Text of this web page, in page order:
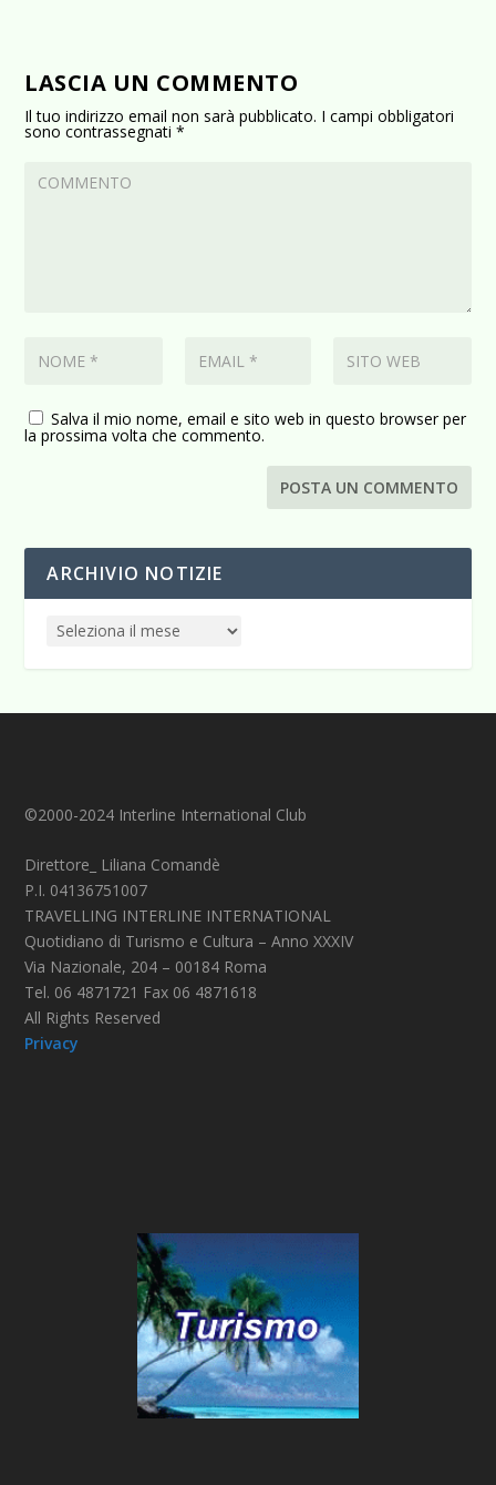
LASCIA UN COMMENTO
Il tuo indirizzo email non sarà pubblicato. I campi obbligatori
sono contrassegnati*
Salva il mio nome, email e sito web in questo browser per
la prossima volta che commento.
ARCHIVIO NOTIZIE
©2000-2024 Interline International Club
Direttore_ Liliana Comandè
P.I. 04136751007
TRAVELLING INTERLINE INTERNATIONAL
Quotidiano di Turismo e Cultura – Anno XXXIV
Via Nazionale, 204 – 00184 Roma
Tel. 06 4871721 Fax 06 4871618
All Rights Reserved
Privacy